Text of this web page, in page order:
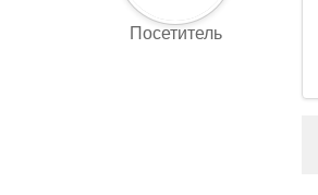
Посетитель